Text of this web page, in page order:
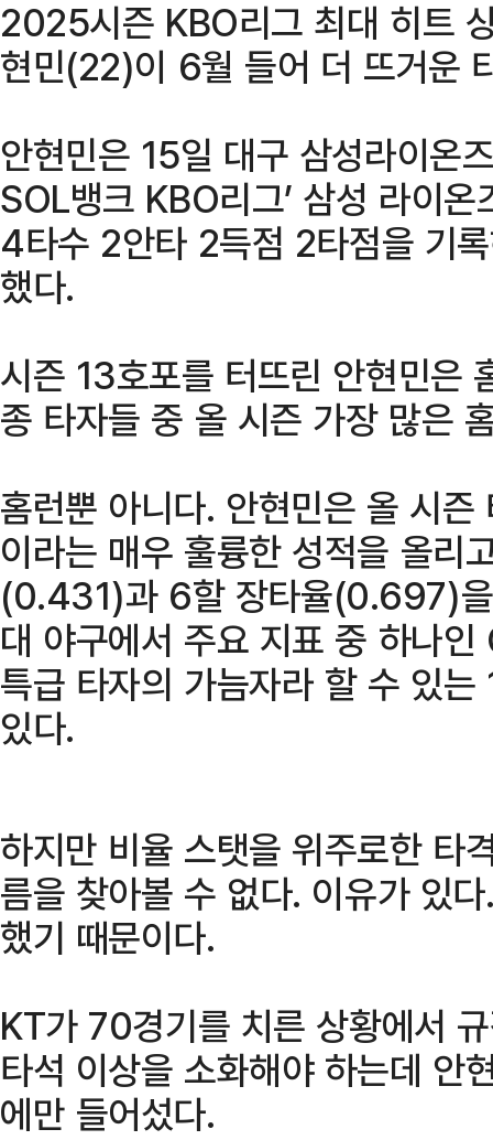
2025시즌 KBO리그 최대 히트
현민(22)이 6월 들어 더 뜨거운
안현민은 15일 대구 삼성라이온
SOL뱅크 KBO리그’ 삼성 라이
4타수 2안타 2득점 2타점을 기
했다.
시즌 13호포를 터뜨린 안현민은
종 타자들 중 올 시즌 가장 많은
홈런뿐 아니다. 안현민은 올 시
이라는 매우 훌륭한 성적을 올리
(0.431)과 6할 장타율(0.697)을
대 야구에서 주요 지표 중 하나
특급 타자의 가늠자라 할 수 있
있다.
하지만 비율 스탯을 위주로한 타
름을 찾아볼 수 없다. 이유가 있
했기 때문이다.
KT가 70경기를 치른 상황에서
타석 이상을 소화해야 하는데 안
에만 들어섰다.